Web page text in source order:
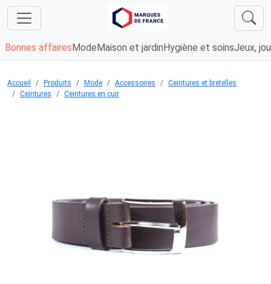
Bonnes affaires Mode Maison et jardin Hygiène et soinsJeux,
Accueil Produits Mode Accessoires
Ceintures et bretelles
Ceintures
Ceintures en cuir